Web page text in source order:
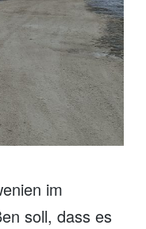
im
soll, dass es